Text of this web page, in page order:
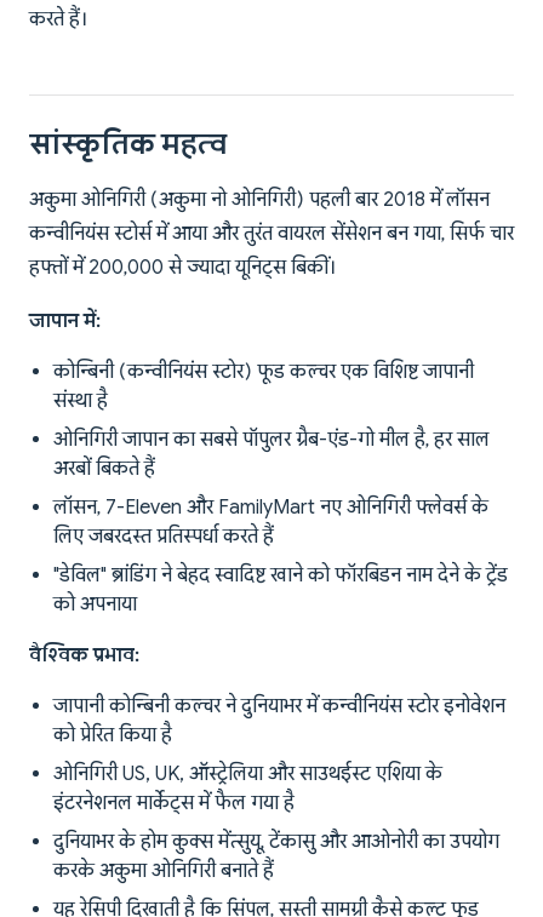
करते हैं।
सांस्कृतिक महत्व
अकुमा ओनिगिरी (अकुमा नो ओनिगिरी) पहली बार 2018 में लॉसन
कन्वीनियंस स्टोर्स में आया और तुरंत वायरल सेंसेशन बन गया, सिर्फ चार
हफ्तों में 200,000 से ज्यादा यूनिट्स बिकीं।
जापान में:
कोन्बिनी (कन्वीनियंस स्टोर) फूड कल्चर एक विशिष्ट जापानी
संस्था है
ओनिगिरी जापान का सबसे पॉपुलर ग्रैब-एंड-गो मील है, हर साल
अरबों बिकते हैं
लॉसन, 7-Eleven और FamilyMart नए ओनिगिरी फ्लेवर्स के
लिए जबरदस्त प्रतिस्पर्धा करते हैं
"डेविल" ब्रांडिंग ने बेहद स्वादिष्ट खाने को फॉरबिडन नाम देने के ट्रेंड
को अपनाया
वैश्विक प्रभाव:
जापानी कोन्बिनी कल्चर ने दुनियाभर में कन्वीनियंस स्टोर इनोवेशन
को प्रेरित किया है
ओनिगिरी US, UK, ऑस्ट्रेलिया और साउथईस्ट एशिया के
इंटरनेशनल मार्केट्स में फैल गया है
दुनियाभर के होम कुक्स मेंत्सुयू, टेंकासु और आओनोरी का उपयोग
करके अकुमा ओनिगिरी बनाते हैं
यह रेसिपी दिखाती है कि सिंपल, सस्ती सामग्री कैसे कल्ट फूड